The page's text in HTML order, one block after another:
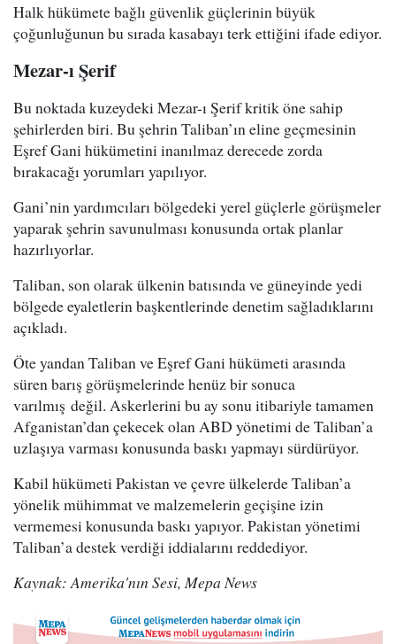
Halk hükümete bağlı güvenlik güçlerinin büyük
çoğunluğunun bu sırada kasabayı terk ettiğini ifade ediyor.
Mezar-ı Şerif
Bu noktada kuzeydeki Mezar-ı Şerif kritik öne sahip
şehirlerden biri. Bu şehrin Taliban’ın eline geçmesinin
Eşref Gani hükümetini inanılmaz derecede zorda
bırakacağı yorumları yapılıyor.
Gani’nin yardımcıları bölgedeki yerel güçlerle görüşmeler
yaparak şehrin savunulması konusunda ortak planlar
hazırlıyorlar.
Taliban, son olarak ülkenin batısında ve güneyinde yedi
bölgede eyaletlerin başkentlerinde denetim sağladıklarını
açıkladı.
Öte yandan Taliban ve Eşref Gani hükümeti arasında
süren barış görüşmelerinde henüz bir sonuca
varılmış değil. Askerlerini bu ay sonu itibariyle tamamen
Afganistan’dan çekecek olan ABD yönetimi de Taliban’a
uzlaşıya varması konusunda baskı yapmayı sürdürüyor.
Kabil hükümeti Pakistan ve çevre ülkelerde Taliban’a
yönelik mühimmat ve malzemelerin geçişine izin
vermemesi konusunda baskı yapıyor. Pakistan yönetimi
Taliban’a destek verdiği iddialarını reddediyor.
Kaynak: Amerika'nın Sesi, Mepa News